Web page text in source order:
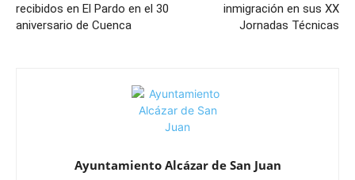
recibidos en El Pardo en el 30
aniversario de Cuenca
inmigración en sus XX
Jornadas Técnicas
Ayuntamiento Alcázar de San Juan